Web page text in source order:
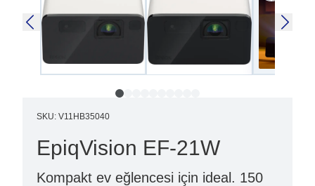
SKU: V11HB35040
EpiqVision EF-21W
Kompakt ev eğlencesi için ideal. 150